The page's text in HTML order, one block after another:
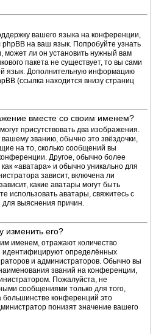
вашего языка на конференции,
на ваш язык. Попробуйте узнать
может ли он установить нужный вам
пакета не существует, то вы сами
язык. Дополнительную информацию
(ссылка находится внизу страниц
вместе со своим именем?
присутствовать два изображения.
званию, обычно это звёздочки,
на то, сколько сообщений вы
Другое, обычно более
«аватара» и обычно уникально для
зависит, включена ли
какие аватары могут быть
использовать аватары, свяжитесь с
выяснения причин.
изменить его?
именем, отражают количество
определённых
и администраторов. Обычно вы
званий на конференции,
Пожалуйста, не
сообщениями только для того,
большинстве конференций это
понизят значение вашего